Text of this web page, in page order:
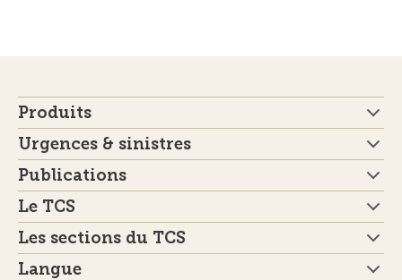
Produits
Urgences & sinistres
Publications
Le TCS
Les sections du TCS
Langue